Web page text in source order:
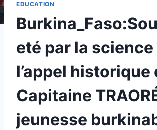
EDUCATION
eté par la science
l’appel historique
Capitaine
jeunesse